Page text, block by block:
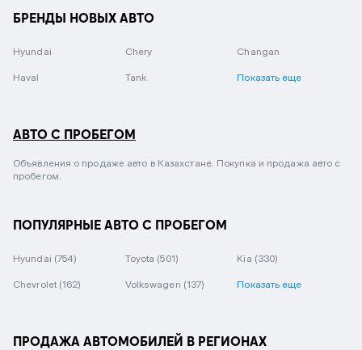
БРЕНДЫ НОВЫХ АВТО
Hyundai Chery Changan
Haval Tank Показать еще
АВТО С ПРОБЕГОМ
Объявления о продаже авто в Казахстане. Покупка и продажа авто с
пробегом.
ПОПУЛЯРНЫЕ АВТО С ПРОБЕГОМ
Hyundai (754) Toyota (501) Kia (330)
Chevrolet (162) Volkswagen (137) Показать еще
ПРОДАЖА АВТОМОБИЛЕЙ В РЕГИОНАХ